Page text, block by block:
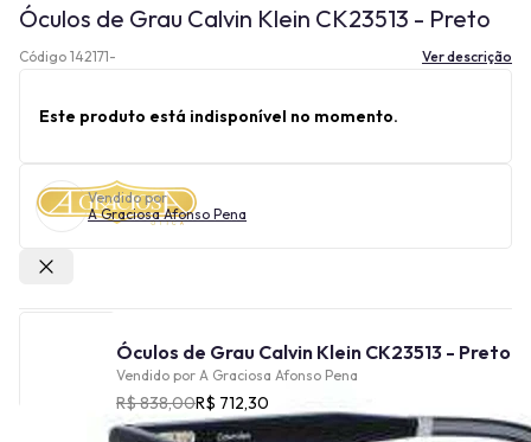
Óculos de Grau Calvin Klein CK23513 - Preto
Código 142171- Ver descrição
Este produto está indisponível no momento.
Vendido por
A Graciosa Afonso Pena
Óculos de Grau Calvin Klein CK23513 - Preto
Vendido por A Graciosa Afonso Pena
R$ 838,00R$ 712,30